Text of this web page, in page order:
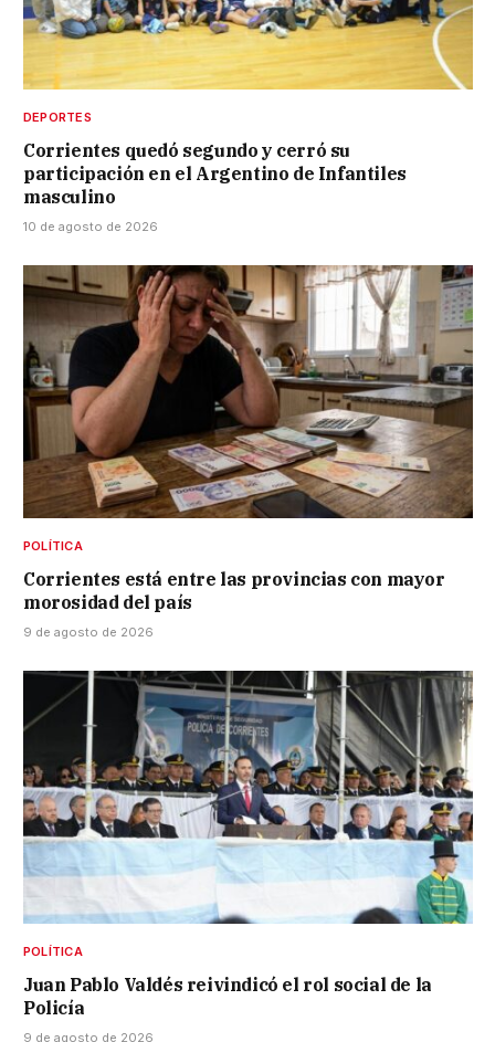
DEPORTES
Corrientes quedó segundo y cerró su
participación en el Argentino de Infantiles
masculino
10 de agosto de 2026
POLÍTICA
Corrientes está entre las provincias con mayor
morosidad del país
9 de agosto de 2026
POLÍTICA
Juan Pablo Valdés reivindicó el rol social de la
Policía
9 de agosto de 2026